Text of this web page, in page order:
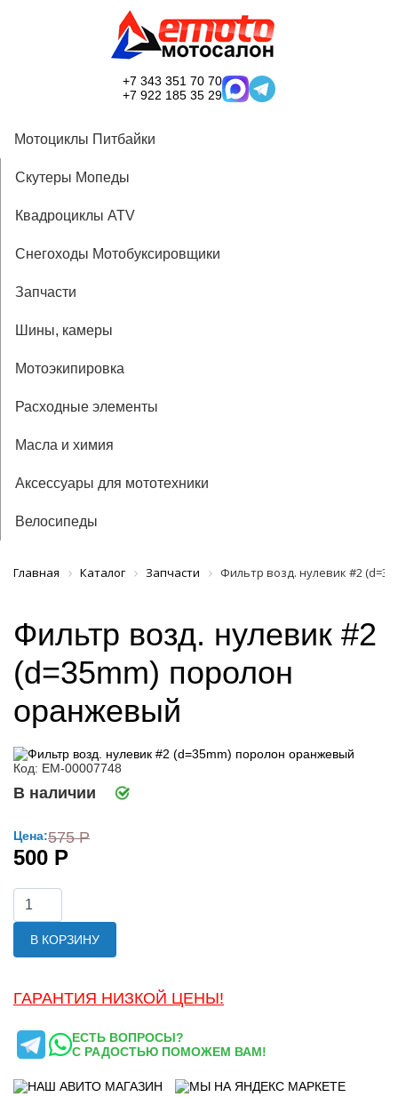
+7 343 351 70 70
+7 922 185 35 29
Мотоциклы Питбайки
Скутеры Мопеды
Квадроциклы ATV
Снегоходы Мотобуксировщики
Запчасти
Шины, камеры
Мотоэкипировка
Расходные элементы
Масла и химия
Аксессуары для мототехники
Велосипеды
Главная Каталог Запчасти Фильтр возд. нулевик #2
Фильтр возд. нулевик #2
(d=35mm) поролон
оранжевый
Код: ЕМ-00007748
В наличии
Цена:575 Р
500 Р
В КОРЗИНУ
ГАРАНТИЯ НИЗКОЙ ЦЕНЫ!
ЕСТЬ ВОПРОСЫ?
С РАДОСТЬЮ ПОМОЖЕМ ВАМ!